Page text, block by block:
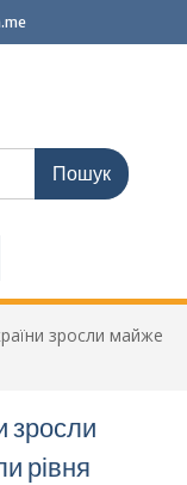
зросли майже
зросли
рівня